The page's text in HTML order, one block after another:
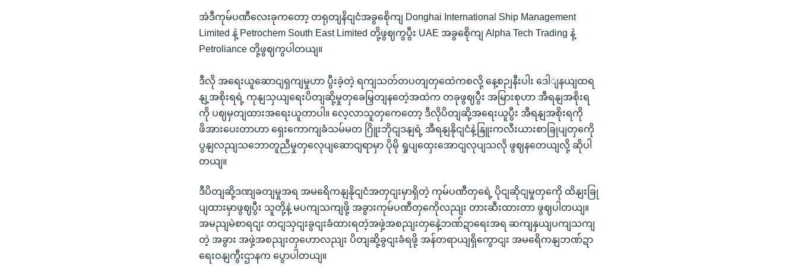
အဲဒီကုမ်ပဏီလေးခုကတော့ တရုတျနိငျငံအခွစေိုကျ Donghai International Ship Management
Limited နဲ့ Petrochem South East Limited တို့ဖွဈကွပွီး UAE အခွစေိုကျ Alpha Tech Trading နဲ့
Petroliance တို့ဖွဈကွပါတယျ။
ဒီလို အရေးယူဆောငျရှကျမှုဟာ ပွီးခဲ့တဲ့ ရကျသတ်တပတျတှထေဲကစလို့ နေ့စဉျနီးပါး ဒေါျနယျထရ
နျ့အစိုးရရဲ့ ကုနျသှယျရေးပိတျဆို့မှုတှခေမြှတျနတေဲ့အထဲက တခုဖွဈပွီး အမြားစုဟာ အီရနျအစိုးရ
ကို ပဈမှတျထားအရေးယူတာပါ။ လေ့လာသူတှကေတော့ ဒီလိုပိတျဆို့အရေးယူပွီး အီရနျအစိုးရကို
ဖိအားပေးတာဟာ ရှေးကောကျခံသမ်မတ ဂြိူးဘိုငျဒနျရဲ့ အီရနျနိုငျငံနဲ့နြူးကလီးယားစာခြုပျတှကေို
ပွနျလညျသဘောတူညီမှုတှလေုပျဆောငျရာမှာ ပိုမို ရှုပျထှေးအောငျလုပျသလို ဖွဈနတေယျလို့ ဆိုပါ
တယျ။
ဒီပိတျဆို့ဒဏျခတျမှုအရ အမရေိကနျနိုငျငံအတှငျးမှာရှိတဲ့ ကုမ်ပဏီတှရေဲ့ ပိုငျဆိုငျမှုတှကေို ထိနျးခြု
ပျထားမှာဖွဈပွီး သူတို့နဲ့ မပကျသကျဖို့ အခွားကုမ်ပဏီတှကေိုလညျး တားဆီးထားတာ ဖွဈပါတယျ။
အမညျမဲစာရငျး တငျသှငျးခွငျးခံထားရတဲ့အဖှဲ့အစညျးတှနေဲ့ဘဏ်ဍာရေးအရ ဆကျနှယျပကျသကျ
တဲ့ အခွား အဖှဲ့အစညျးတှဟောလညျး ပိတျဆို့ခွငျးခံရဖို့ အန်တရာယျရှိကွောငျး အမရေိကနျဘဏ်ဍာ
ရေးဝနျကွီးဌာနက ပွောပါတယျ။